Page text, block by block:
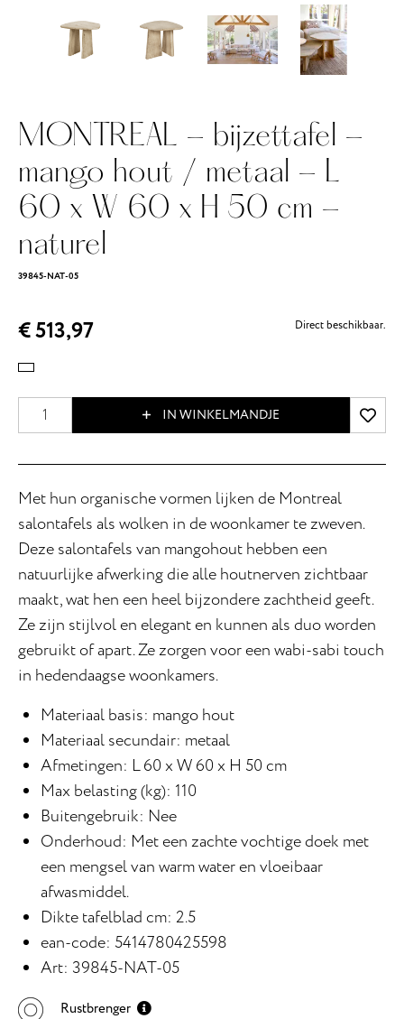
MONTREAL - bijzettafel -
mango hout / metaal - L
60 x W 60 x H 50 cm -
naturel
39845-NAT-05
€ 513,97 Direct beschikbaar.
IN WINKELMANDJE
Met hun organische vormen lijken de Montreal
salontafels als wolken in de woonkamer te zweven.
Deze salontafels van mangohout hebben een
natuurlijke afwerking die alle houtnerven zichtbaar
maakt, wat hen een heel bijzondere zachtheid geeft.
Ze zijn stijlvol en elegant en kunnen als duo worden
gebruikt of apart. Ze zorgen voor een wabi-sabi touch
in hedendaagse woonkamers.
Materiaal basis: mango hout
Materiaal secundair: metaal
Afmetingen: L 60 x W 60 x H 50 cm
Max belasting (kg): 110
Buitengebruik: Nee
Onderhoud: Met een zachte vochtige doek met
een mengsel van warm water en vloeibaar
afwasmiddel.
Dikte tafelblad cm: 2.5
ean-code: 5414780425598
Art: 39845-NAT-05
Rustbrenger